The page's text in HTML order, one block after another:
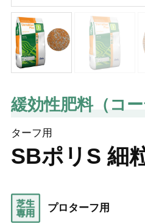
緩効性肥料（コー
ターフ用
SBポリS 細
プロターフ用